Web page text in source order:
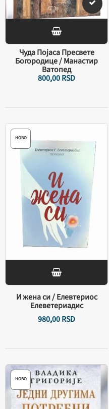
Чуда Појаса Пресвете
Богородице / Манастир
Ватопед
800,00RSD
НОВО
И жена си / Елевтериос
Елеветериадис
980,00RSD
НОВО